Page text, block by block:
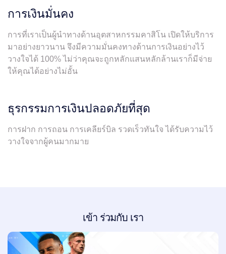
การเงินมั่นคง
การที่เราเป็นผู้นำทางด้านอุตสาหกรรมคาสิโน เปิดให้บริการ
มาอย่างยาวนาน จึงมีความมั่นคงทางด้านการเงินอย่างไว้
วางใจได้ 100% ไม่ว่าคุณจะถูกหลักแสนหลักล้านเราก็มีจ่าย
ให้คุณได้อย่างไม่อั้น
ธุรกรรมการเงินปลอดภัยที่สุด
การฝาก การถอน การเคลียร์บิล รวดเร็วทันใจ ได้รับความไว้
วางใจจากผู้คนมากมาย
เข้า ร่วมกับ เรา